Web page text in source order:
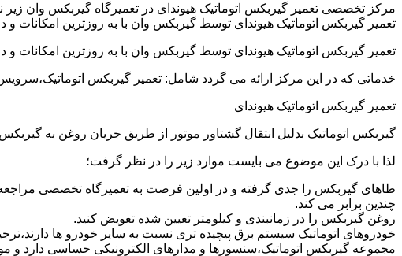
مرکز تخصصی تعمیر گیربکس اتوماتیک هیوندای در تعمیرگاه گیربکس وان
تعمیر گیربکس اتوماتیک هیوندای توسط گیربکس وان با به روزترین امکانات
تعمیر گیربکس اتوماتیک هیوندای توسط گیربکس وان با به روزترین امکانات
خدماتی که در این مرکز ارائه می گردد شامل: تعمیر گیربکس
تعمیر گیربکس اتوماتیک هیوندای
گیربکس اتوماتیک بدلیل انتقال گشتاور موتور از طریق جریان روغن به
لذا با درک این موضوع می بایست موارد زیر را در نظر گرفت؛
طاهای گیربکس را جدی گرفته و در اولین فرصت به تعمیرگاه تخصصی مراجعه
چندین برابر می کند.
روغن گیربکس را در زمانبندی و کیلومتر تعیین شده تعویض کنید.
خودروهای اتوماتیک سیستم برق پیچیده تری نسبت به سایر خودرو ها
مجموعه گیربکس اتوماتیک،سنسورها و مدارهای الکترونیکی حساسی دارد و